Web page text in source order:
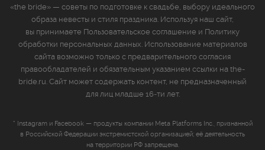
«the bride» — советы по подготовке к свадьбе, выбору идеального
образа невесты и стиля праздника. Используя наш сайт,
вы принимаете Пользовательское соглашение и Политику
обработки персональных данных. Использование материалов
сайта возможно только с предварительного согласия
правообладателей и обязательным указанием ссылки на the-
bride.ru. Сайт может содержать контент, не предназначенный
для лиц младше 16‑ти лет.
* Instagram и Facebook — продукты компании Meta Platforms Inc., признанной
в Российской Федерации экстремистской организацией; её деятельность
на территории РФ запрещена.